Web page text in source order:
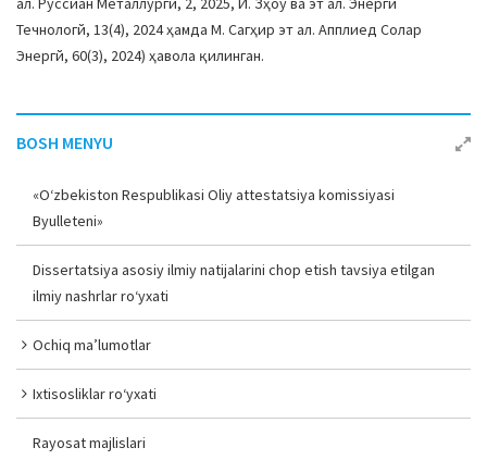
Течнологй, 13(4), 2024 ҳамда М. Сагҳир эт ал. Апплиед Солар
Энергй, 60(3), 2024) ҳавола қилинган.
BOSH MENYU
«O‘zbekiston Respublikasi Oliy attestatsiya komissiyasi
Byulleteni»
Dissertatsiya asosiy ilmiy natijalarini chop etish tavsiya etilgan
ilmiy nashrlar ro‘yxati
Ochiq ma’lumotlar
Ixtisosliklar ro‘yxati
Rayosat majlislari